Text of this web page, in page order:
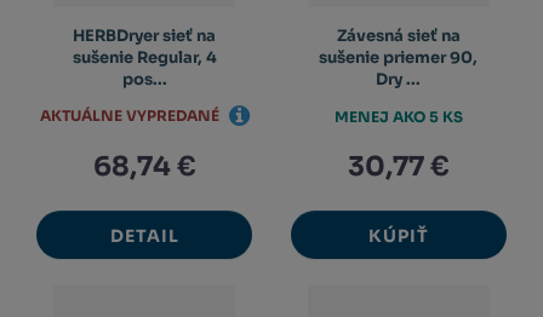
HERBDryer sieť na
sušenie Regular, 4
pos...
68,74 €
DETAIL
AKTUÁLNE VYPREDANÉ
Závesná sieť na
sušenie priemer 90,
Dry ...
30,77 €
KÚPIŤ
MENEJ AKO 5 KS